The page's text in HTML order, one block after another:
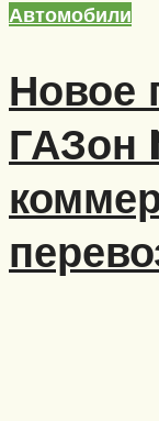
Автомобили
Новое
ГАЗон